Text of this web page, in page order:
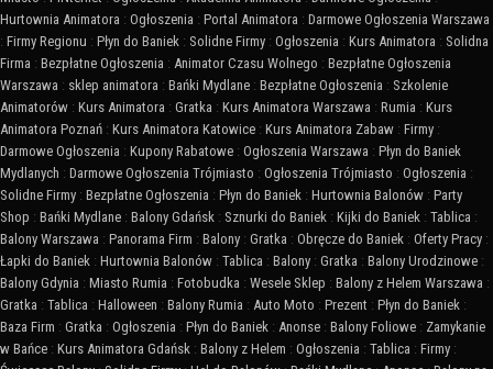
Hurtownia Animatora : Ogłoszenia : Portal Animatora : Darmowe Ogłoszenia Warszawa
: Firmy Regionu : Płyn do Baniek : Solidne Firmy : Ogłoszenia : Kurs Animatora : Solidna
Firma : Bezpłatne Ogłoszenia : Animator Czasu Wolnego : Bezpłatne Ogłoszenia
Warszawa : sklep animatora : Bańki Mydlane : Bezpłatne Ogłoszenia : Szkolenie
Animatorów : Kurs Animatora : Gratka : Kurs Animatora Warszawa : Rumia : Kurs
Animatora Poznań : Kurs Animatora Katowice : Kurs Animatora Zabaw : Firmy :
Darmowe Ogłoszenia : Kupony Rabatowe : Ogłoszenia Warszawa : Płyn do Baniek
Mydlanych : Darmowe Ogłoszenia Trójmiasto : Ogłoszenia Trójmiasto : Ogłoszenia :
Solidne Firmy : Bezpłatne Ogłoszenia : Płyn do Baniek : Hurtownia Balonów : Party
Shop : Bańki Mydlane : Balony Gdańsk : Sznurki do Baniek : Kijki do Baniek : Tablica :
Balony Warszawa : Panorama Firm : Balony : Gratka : Obręcze do Baniek : Oferty Pracy :
Łapki do Baniek : Hurtownia Balonów : Tablica : Balony : Gratka : Balony Urodzinowe :
Balony Gdynia : Miasto Rumia : Fotobudka : Wesele Sklep : Balony z Helem Warszawa :
Gratka : Tablica : Halloween : Balony Rumia : Auto Moto : Prezent : Płyn do Baniek :
Baza Firm : Gratka : Ogłoszenia : Płyn do Baniek : Anonse : Balony Foliowe : Zamykanie
w Bańce : Kurs Animatora Gdańsk : Balony z Helem : Ogłoszenia : Tablica : Firmy :